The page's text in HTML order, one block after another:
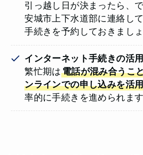
引っ越し日が決まったら、
安城市上下水道部に連絡し
手続きを予約しておきましょ
インターネット手続きの活用
繁忙期は電話が混み合うこ
ンラインでの申し込みを活
率的に手続きを進められます